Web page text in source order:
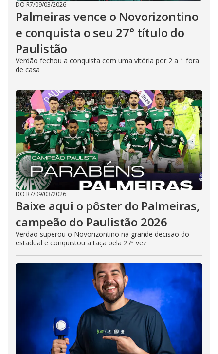
DO R7/09/03/2026
Palmeiras vence o Novorizontino
e conquista o seu 27° título do
Paulistão
Verdão fechou a conquista com uma vitória por 2 a 1 fora
de casa
DO R7/09/03/2026
Baixe aqui o pôster do Palmeiras,
campeão do Paulistão 2026
Verdão superou o Novorizontino na grande decisão do
estadual e conquistou a taça pela 27ª vez